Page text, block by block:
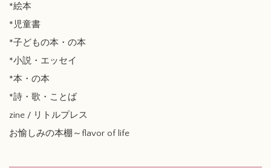
*絵本
*児童書
*子どもの本・の本
*小説・エッセイ
*本・の本
*詩・歌・ことば
zine / リトルプレス
お愉しみの本棚～flavor of life